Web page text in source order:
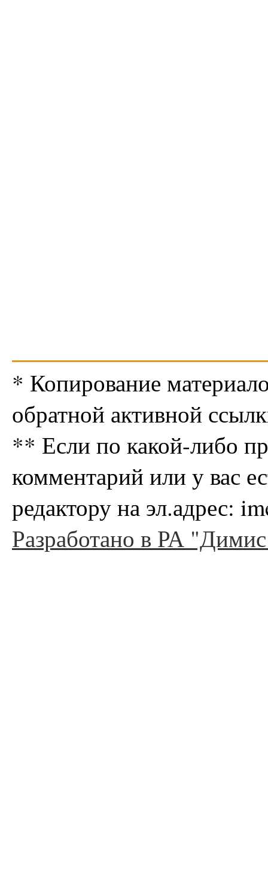
* Копирование
обратной активной
** Если по какой-либо
комментарий или у вас
редактору на эл.адрес:
Разработано в РА